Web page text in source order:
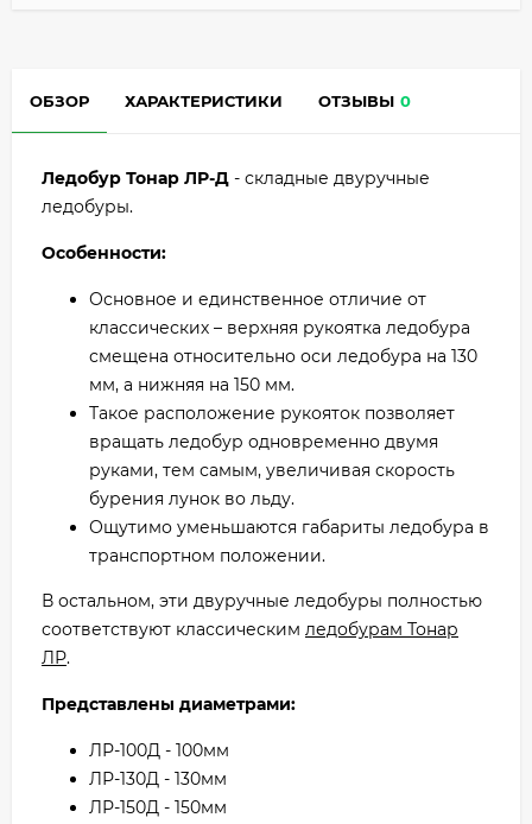
ОБЗОР ХАРАКТЕРИСТИКИ ОТЗЫВЫ 0
Ледобур Тонар ЛР-Д - складные двуручные
ледобуры.
Особенности:
Основное и единственное отличие от
классических – верхняя рукоятка ледобура
смещена относительно оси ледобура на 130
мм, а нижняя на 150 мм.
Такое расположение рукояток позволяет
вращать ледобур одновременно двумя
руками, тем самым, увеличивая скорость
бурения лунок во льду.
Ощутимо уменьшаются габариты ледобура в
транспортном положении.
В остальном, эти двуручные ледобуры полностью
соответствуют классическим ледобурам Тонар
ЛР.
Представлены диаметрами:
ЛР-100Д - 100мм
ЛР-130Д - 130мм
ЛР-150Д - 150мм